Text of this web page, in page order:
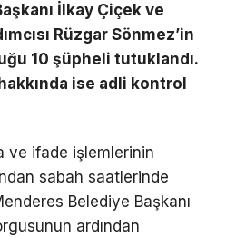
İlkay Çiçek ve
Rüzgar Sönmez’in
10 şüpheli tutuklandı.
ise adli kontrol
ve ifade işlemlerinin
sabah saatlerinde
Belediye Başkanı
ardından